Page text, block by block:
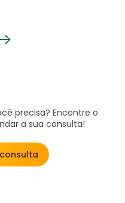
precisa? Encontre o
a sua consulta!